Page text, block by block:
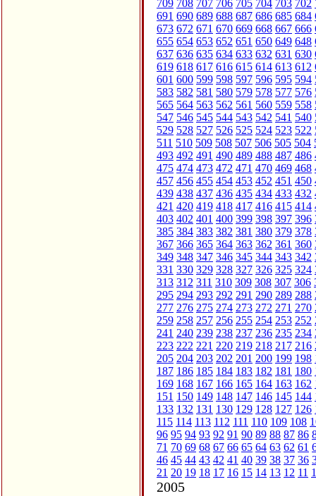
709 708 707 706 705 704 703 702
691 690 689 688 687 686 685 684
673 672 671 670 669 668 667 666
655 654 653 652 651 650 649 648
637 636 635 634 633 632 631 630
619 618 617 616 615 614 613 612
601 600 599 598 597 596 595 594
583 582 581 580 579 578 577 576
565 564 563 562 561 560 559 558
547 546 545 544 543 542 541 540
529 528 527 526 525 524 523 522
511 510 509 508 507 506 505 504
493 492 491 490 489 488 487 486
475 474 473 472 471 470 469 468
457 456 455 454 453 452 451 450
439 438 437 436 435 434 433 432
421 420 419 418 417 416 415 414
403 402 401 400 399 398 397 396
385 384 383 382 381 380 379 378
367 366 365 364 363 362 361 360
349 348 347 346 345 344 343 342
331 330 329 328 327 326 325 324
313 312 311 310 309 308 307 306
295 294 293 292 291 290 289 288
277 276 275 274 273 272 271 270
259 258 257 256 255 254 253 252
241 240 239 238 237 236 235 234
223 222 221 220 219 218 217 216
205 204 203 202 201 200 199 198
187 186 185 184 183 182 181 180
169 168 167 166 165 164 163 162
151 150 149 148 147 146 145 144
133 132 131 130 129 128 127 126
115 114 113 112 111 110 109 108
96 95 94 93 92 91 90 89 88 87 86
71 70 69 68 67 66 65 64 63 62 61
46 45 44 43 42 41 40 39 38 37 36
21 20 19 18 17 16 15 14 13 12 11
2005